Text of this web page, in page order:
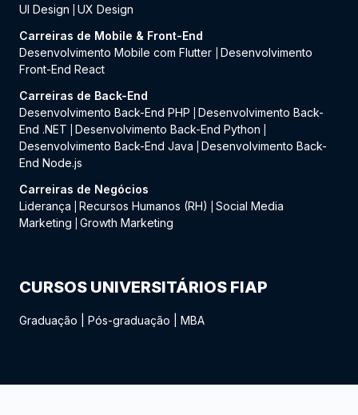
UI Design
UX Design
Carreiras de Mobile & Front-End
Desenvolvimento Mobile com Flutter
Desenvolvimento
Front-End React
Carreiras de Back-End
Desenvolvimento Back-End PHP
Desenvolvimento Back-
End .NET
Desenvolvimento Back-End Python
Desenvolvimento Back-End Java
Desenvolvimento Back-
End Node.js
Carreiras de Negócios
Liderança
Recursos Humanos (RH)
Social Media
Marketing
Growth Marketing
CURSOS UNIVERSITÁRIOS FIAP
Graduação Pós-graduação MBA